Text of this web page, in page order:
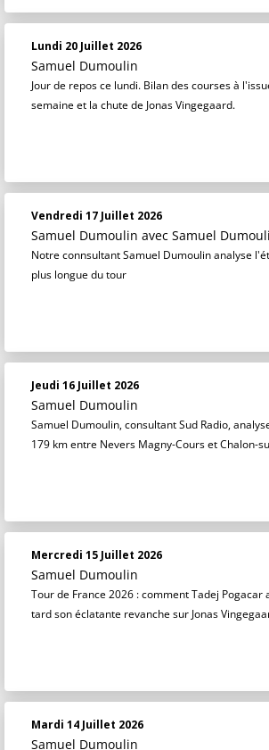
Lundi 20 Juillet 2026
Samuel Dumoulin
Jour de repos ce lundi. Bilan des courses à
semaine et la chute de Jonas Vingegaard.
Vendredi 17 Juillet 2026
Samuel Dumoulin avec Samuel
Notre connsultant Samuel Dumoulin analyse
plus longue du tour
Jeudi 16 Juillet 2026
Samuel Dumoulin
Samuel Dumoulin, consultant Sud Radio,
179 km entre Nevers Magny-Cours et Chalon-
Mercredi 15 Juillet 2026
Samuel Dumoulin
Tour de France 2026 : comment Tadej Pogacar
tard son éclatante revanche sur Jonas
Mardi 14 Juillet 2026
Samuel Dumoulin